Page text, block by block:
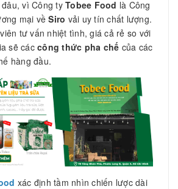
đâu, vì Công ty Tobee Food là Công
mại vềSiro vải uy tín chất lượng.
tư vấn nhiệt tình, giá cả rẻ so với
sẽ các công thức pha chế của các
hàng đầu.
xác định tầm nhìn chiến lược dài